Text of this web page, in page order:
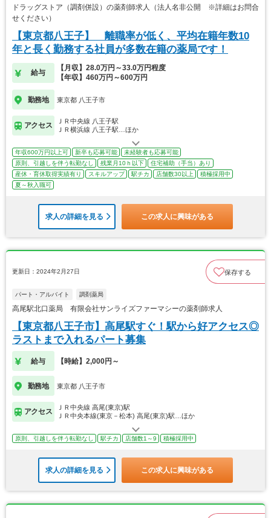
ドラッグストア（調剤併設）の薬剤師求人（法人名非公開 ※詳細はお問合
せください）
【東京都八王子】 離職率が低く、平均在籍年数10
年と長く勤務する社員が多数在籍の薬局です！
給与
【月収】28.0万円～33.0万円程度
【年収】460万円～600万円
勤務地 東京都 八王子市
アクセス
ＪＲ中央線 八王子駅
ＪＲ横浜線 八王子駅…ほか
年収600万円以上可 新卒も応募可能
未経験者も応募可能
原則、引越しを伴う転勤なし
残業月10ｈ以下
住宅補助（手当）あり
産休・育休取得実績有り
スキルアップ 駅チカ 店舗数30以上
積極採用中
夏～秋入職可
求人の詳細を見る この求人に興味がある
更新日：2024年2月27日 保存する
パート・アルバイト 調剤薬局
高尾駅北口薬局 有限会社サンライズファーマシーの薬剤師求人
【東京都八王子市】高尾駅すぐ！駅から好アクセス◎
ラストまで入れるパート募集
給与 【時給】2,000円～
勤務地 東京都 八王子市
アクセス
ＪＲ中央線 高尾(東京)駅
ＪＲ中央本線(東京－松本) 高尾(東京)駅…ほか
原則、引越しを伴う転勤なし 駅チカ 店舗数1～9 積極採用中
求人の詳細を見る この求人に興味がある